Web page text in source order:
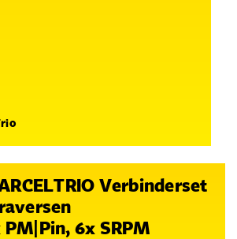
Verbinderset
PM|Pin, 6x SRPM